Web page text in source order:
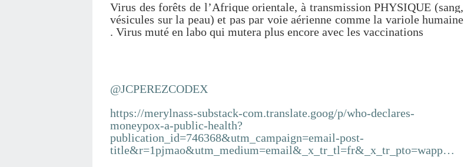
Virus des forêts de l’Afrique orientale, à transmission PHYSIQUE (sang,
vésicules sur la peau) et pas par voie aérienne comme la variole humaine
. Virus muté en labo qui mutera plus encore avec les vaccinations
@JCPEREZCODEX
https://merylnass-substack-com.translate.goog/p/who-declares-
moneypox-a-public-health?
publication_id=746368&utm_campaign=email-post-
title&r=1pjmao&utm_medium=email&_x_tr_tl=fr&_x_tr_pto=wapp…